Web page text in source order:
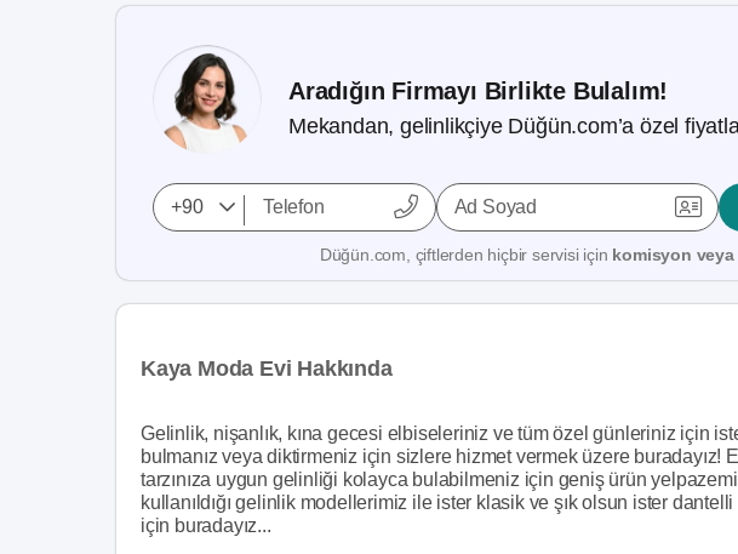
Aradığın Firmayı Birlikte Bulalım!
Mekandan, gelinlikçiye Düğün.com’a özel
Ad Soyad
Düğün.com, çiftlerden hiçbir servisi için komisyon veya
Kaya Moda Evi Hakkında
Gelinlik, nişanlık, kına gecesi elbiseleriniz ve tüm özel günleriniz için
bulmanız veya diktirmeniz için sizlere hizmet vermek üzere buradayız!
tarzınıza uygun gelinliği kolayca bulabilmeniz için geniş ürün
kullanıldığı gelinlik modellerimiz ile ister klasik ve şık olsun ister
için buradayız...